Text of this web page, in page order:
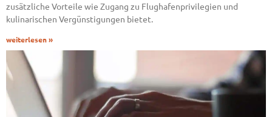
zusätzliche Vorteile wie Zugang zu Flughafenprivilegien und
kulinarischen Vergünstigungen bietet.
weiterlesen »